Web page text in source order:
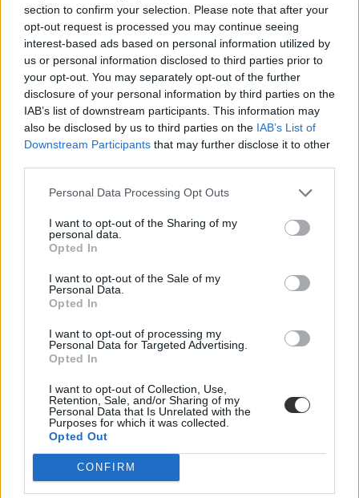
section to confirm your selection. Please note that after your
opt-out request is processed you may continue seeing
interest-based ads based on personal information utilized by
us or personal information disclosed to third parties prior to
your opt-out. You may separately opt-out of the further
disclosure of your personal information by third parties on the
IAB’s list of downstream participants. This information may
also be disclosed by us to third parties on the IAB’s List of
Downstream Participants that may further disclose it to other
Personal Data Processing Opt Outs
I want to opt-out of the Sharing of my
personal data.
Opted In
I want to opt-out of the Sale of my
Personal Data.
Opted In
I want to opt-out of processing my
Personal Data for Targeted Advertising.
Opted In
I want to opt-out of Collection, Use,
Retention, Sale, and/or Sharing of my
Personal Data that Is Unrelated with the
Purposes for which it was collected.
Opted Out
CONFIRM
Siralmas állapotban a Radnóti épülete, állami
támogatásra lenne szükség
Jótékonysági estet szervez az ELTE Radnóti Miklós Gyakorló
felhívja az állami vezetők figyelmét arra: az épület felújítását állami
segítség nélkül nem tudják finanszírozni - írja a Magyar Nemzet.